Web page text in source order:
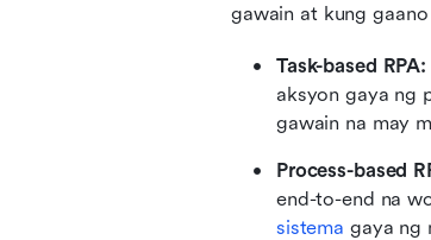
gawain at kung
Task-based RPA:
aksyon gaya ng
gawain na may
Process-based
end-to-end na
sistema gaya ng